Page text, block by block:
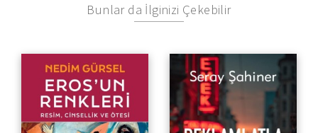
Bunlar da İlginizi Çekebilir
Resim, Cinsellik ve Ötesi